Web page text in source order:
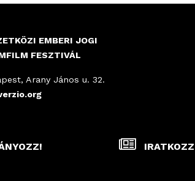
EMBERI JOGI
FESZTIVÁL
Arany János u. 32.